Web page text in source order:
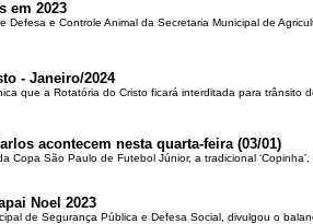
em 2023
e Controle Animal da Secretaria Municipal de
- Janeiro/2024
que a Rotatória do Cristo ficará interditada para trânsito
acontecem nesta quarta-feira (03/01)
Copa São Paulo de Futebol Júnior, a tradicional
Noel 2023
de Segurança Pública e Defesa Social, divulgou o